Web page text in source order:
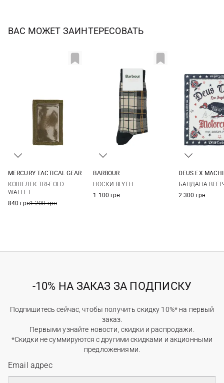
ВАС МОЖЕТ ЗАИНТЕРЕСОВАТЬ
MERCURY TACTICAL GEAR
КОШЕЛЕК TRI-FOLD
WALLET
840 грн1 200 грн
BARBOUR
НОСКИ BLYTH
1 100 грн
DEUS EX
БАНДАНА
2 300 грн
-10% НА ЗАКАЗ ЗА ПОДПИСКУ
Подпишитесь сейчас, чтобы получить скидку 10%* на первый
заказ.
Первыми узнайте новости, скидки и распродажи.
*Скидки не суммируются с другими скидками и акционными
предложениями.